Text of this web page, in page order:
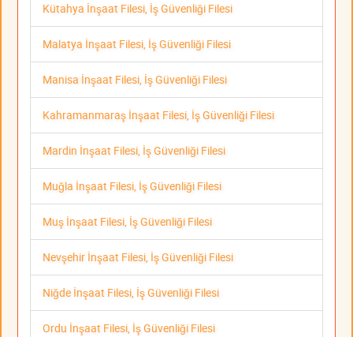
Kütahya İnşaat Filesi, İş Güvenliği Filesi
Malatya İnşaat Filesi, İş Güvenliği Filesi
Manisa İnşaat Filesi, İş Güvenliği Filesi
Kahramanmaraş İnşaat Filesi, İş Güvenliği Filesi
Mardin İnşaat Filesi, İş Güvenliği Filesi
Muğla İnşaat Filesi, İş Güvenliği Filesi
Muş İnşaat Filesi, İş Güvenliği Filesi
Nevşehir İnşaat Filesi, İş Güvenliği Filesi
Niğde İnşaat Filesi, İş Güvenliği Filesi
Ordu İnşaat Filesi, İş Güvenliği Filesi